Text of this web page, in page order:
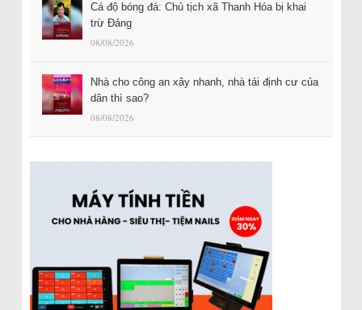
Cá độ bóng đá: Chủ tịch xã Thanh Hóa bị khai
trừ Đảng
08/08/2026
Nhà cho công an xây nhanh, nhà tái định cư của
dân thì sao?
08/08/2026